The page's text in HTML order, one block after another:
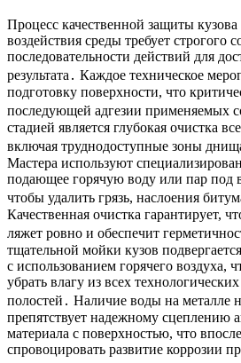
Процесс качественной защиты
воздействия среды требует строгого
последовательности действий для
результата․ Каждое техническое
подготовку поверхности, что
последующей адгезии применяемых
стадией является глубокая очистка
включая труднодоступные зоны
Мастера используют
подающее горячую воду или пар под
чтобы удалить грязь, наслоения
Качественная очистка гарантирует,
ляжет ровно и обеспечит
тщательной мойки кузов
с использованием горячего воздуха,
убрать влагу из всех
полостей․ Наличие воды на металле
препятствует надежному сцеплению
материала с поверхностью, что
спровоцировать развитие коррозии